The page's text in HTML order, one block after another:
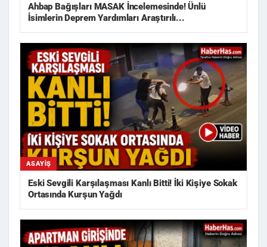
Ahbap Bağışları MASAK İncelemesinde! Ünlü
İsimlerin Deprem Yardımları Araştırılı...
ASAYIŞ
Eski Sevgili Karşılaşması Kanlı Bitti! İki Kişiye Sokak
Ortasında Kurşun Yağdı